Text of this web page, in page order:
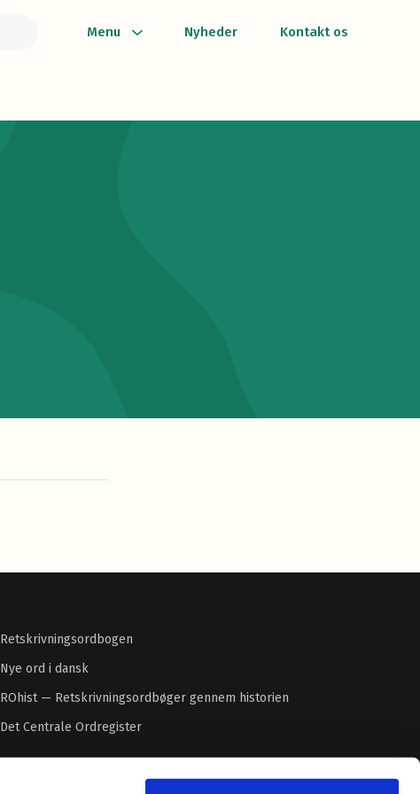
Menu Nyheder Kontakt os
Retskrivningsordbogen
Nye ord i dansk
ROhist — Retskrivningsordbøger gennem historien
Det Centrale Ordregister